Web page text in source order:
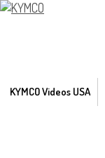
KYMCO Videos USA